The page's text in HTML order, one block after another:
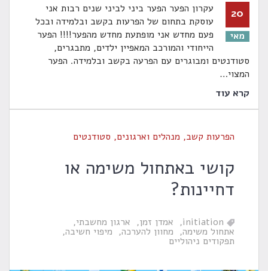
20
מאי
עקרון הפער הפער ביני לביני שנים רבות אני
עוסקת בתחום של הפרעות בקשב ובלמידה ובכל
פעם מחדש אני מופתעת מחדש מהפער!!!! הפער
הייחודי והמורכב המאפיין ילדים, מתבגרים,
סטודנטים ומבוגרים עם הפרעה בקשב ובלמידה. הפער
המצוי…
קרא עוד
הפרעות קשב, מנהלים וארגונים, סטודנטים
קושי באתחול משימה או
דחיינות?
initiation אמדן זמן ארגון מחשבתי
אתחול משימה מחוון להערכה מיפוי חשיבה
תפקודים ניהוליים